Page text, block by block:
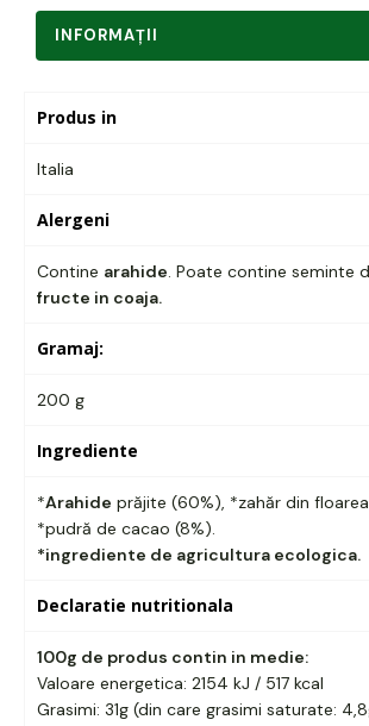
INFORMAŢII
Produs in
Italia
Alergeni
Contine arahide. Poate contine seminte
fructe in coaja.
Gramaj:
200 g
Ingrediente
*Arahide prăjite (60%), *zahăr din
*pudră de cacao (8%).
*ingrediente de agricultura ecologica.
Declaratie nutritionala
100g de produs contin in medie:
Valoare energetica: 2154 kJ / 517 kcal
Grasimi: 31g (din care grasimi saturate: